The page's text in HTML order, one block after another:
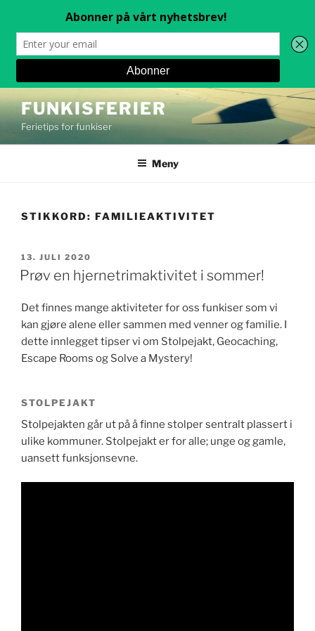
til
innhold
FUNKISFERIER
Ferietips for funkiser
Meny
STIKKORD: FAMILIEAKTIVITET
PUBLISERT
13. JULI 2020
Prøv en hjernetrimaktivitet i sommer!
Det finnes mange aktiviteter for oss funkiser som vi
kan gjøre alene eller sammen med venner og familie. I
dette innlegget tipser vi om Stolpejakt, Geocaching,
Escape Rooms og Solve a Mystery!
STOLPEJAKT
Stolpejakten går ut på å finne stolper sentralt plassert i
ulike kommuner. Stolpejakt er for alle; unge og gamle,
uansett funksjonsevne.